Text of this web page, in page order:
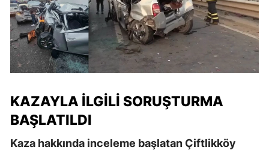
KAZAYLA İLGILI SORUŞTURMA
BAŞLATILDI
Kaza hakkında inceleme başlatan Çiftlikköy